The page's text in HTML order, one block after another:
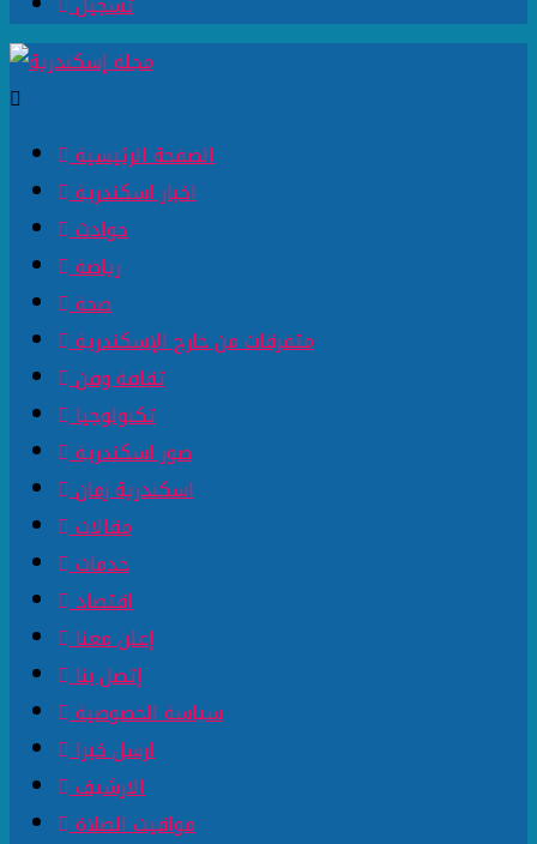
الصفحة الرئيسية
اخبار اسكندرية
حوادث
رياضة
صحة
متفرقات من خارج الإسكندرية
ثقافة وفن
تكنولوجيا
صور اسكندرية
اسكندرية زمان
مقالات
خدمات
اقتصاد
إعلن معنا
إتصل بنا
سياسة الخصوصية
ارسل خبرا
الارشيف
مواقيت الصلاة